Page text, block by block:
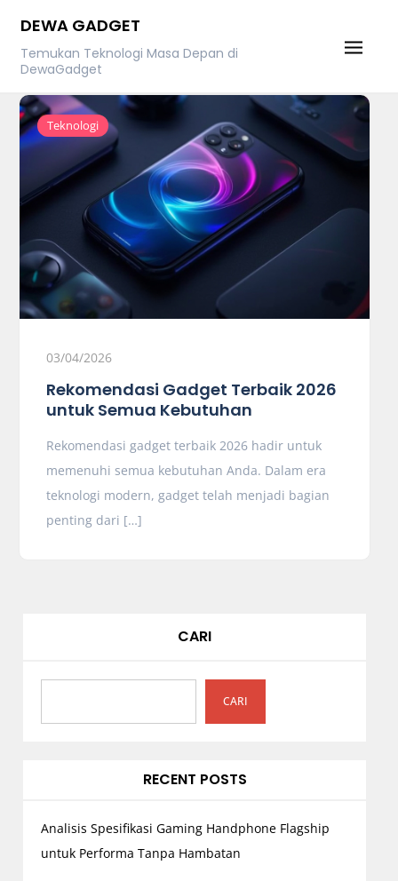
content
DEWA GADGET
Temukan Teknologi Masa Depan di
DewaGadget
Teknologi
03/04/2026
Rekomendasi Gadget Terbaik 2026
untuk Semua Kebutuhan
Rekomendasi gadget terbaik 2026 hadir untuk
memenuhi semua kebutuhan Anda. Dalam era
teknologi modern, gadget telah menjadi bagian
penting dari […]
CARI
CARI
RECENT POSTS
Analisis Spesifikasi Gaming Handphone Flagship
untuk Performa Tanpa Hambatan